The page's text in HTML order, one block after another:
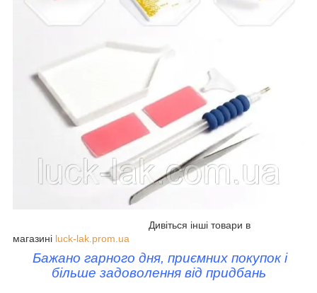
Дивіться інші товари в
магазині luck-lak.prom.ua
Бажано гарного дня, приємних покупок і
більше задоволення від придбань